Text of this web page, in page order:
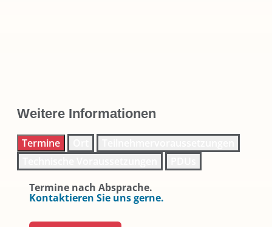
Weitere Informationen
Termine
Termine nach Absprache.
Kontaktieren Sie uns gerne.